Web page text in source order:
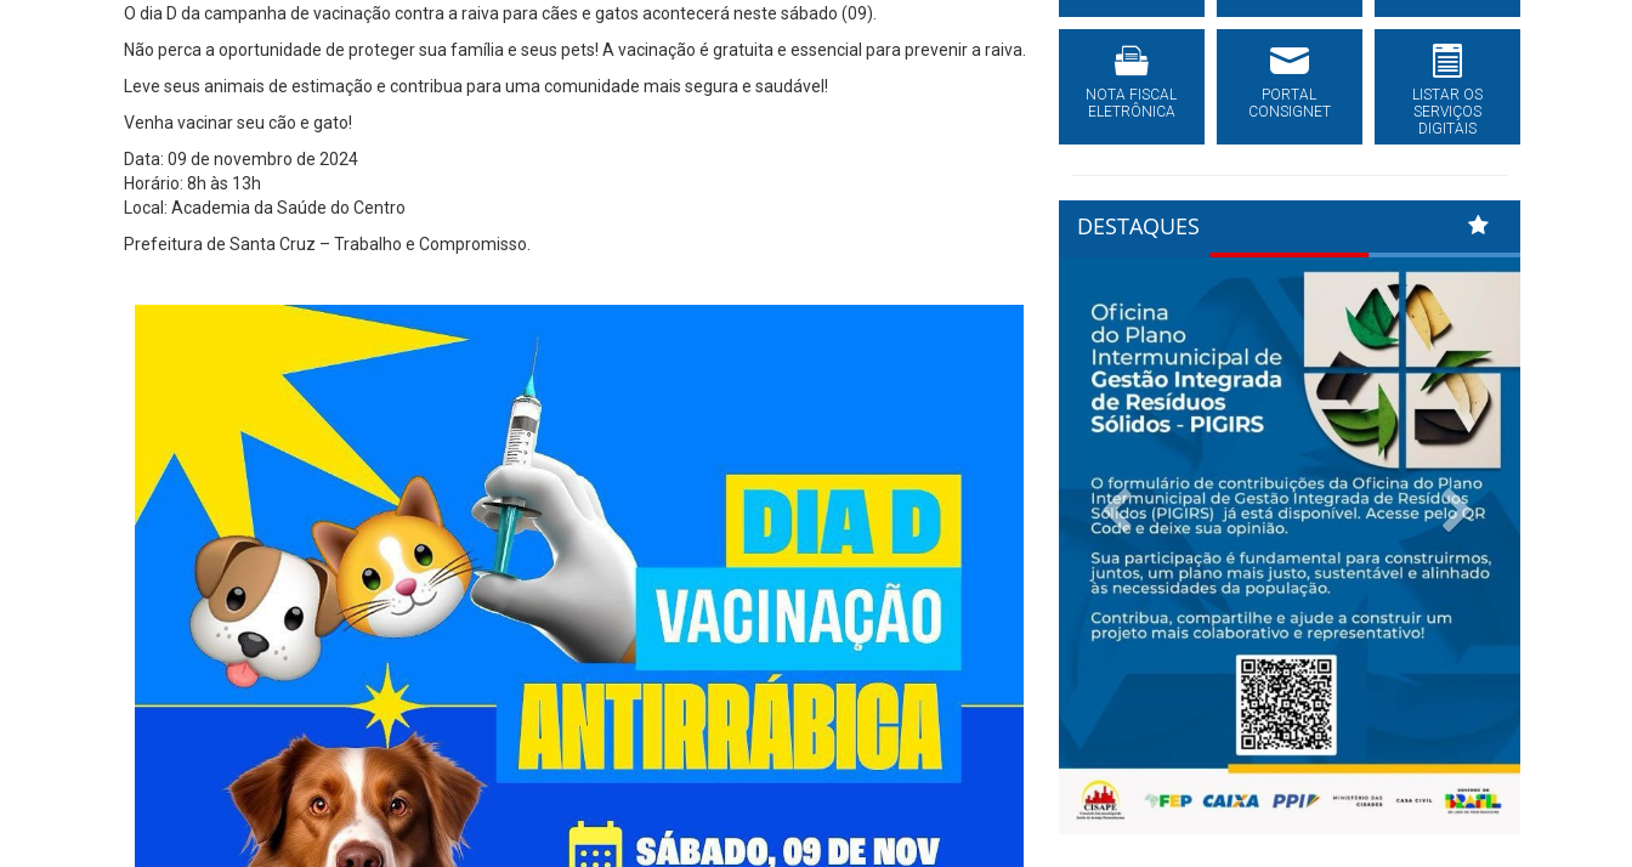
O dia D da campanha de vacinação contra a raiva para cães e gatos acontecerá neste sábado (09).
Não perca a oportunidade de proteger sua família e seus pets! A vacinação é gratuita e essencial para prevenir a raiva.
Leve seus animais de estimação e contribua para uma comunidade mais segura e saudável!
Venha vacinar seu cão e gato!
Data: 09 de novembro de 2024
Horário: 8h às 13h
Local: Academia da Saúde do Centro
Prefeitura de Santa Cruz – Trabalho e Compromisso.
NOTA FISCAL
ELETRÔNICA
PORTAL
CONSIGNET
LISTAR OS
SERVIÇOS
DIGITAIS
DESTAQUES
Previous Next